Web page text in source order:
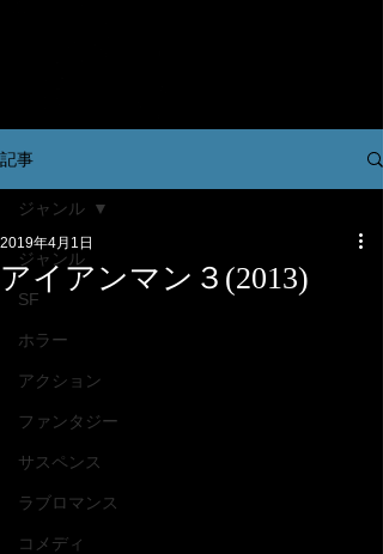
記事
ジャンル
SF
ホラー
アクション
ファンタジー
サスペンス
ラブロマンス
コメディ
ジャンル
アイアンマン３(2013)
2019年4月1日